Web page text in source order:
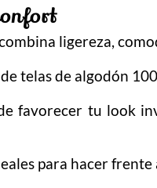
ligereza,
telas de algodón
favorecer tu look
para hacer